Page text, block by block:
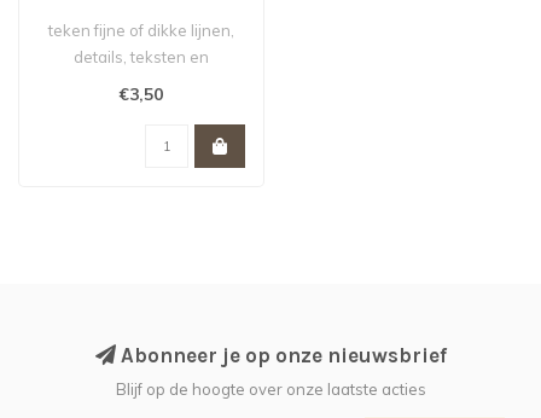
teken fijne of dikke lijnen,
details, teksten en
decoraties met de handige
€3,50
Abonneer je op onze nieuwsbrief
Blijf op de hoogte over onze laatste acties